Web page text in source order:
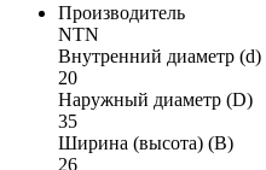
Производитель
NTN
Внутренний диаметр (d)
20
Наружный диаметр (D)
35
Ширина (высота) (B)
26